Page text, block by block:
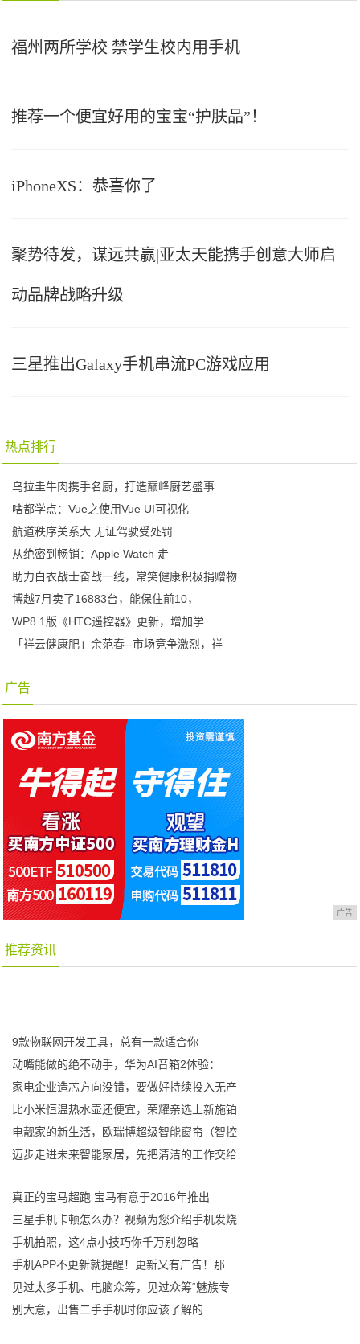
福州两所学校 禁学生校内用手机
推荐一个便宜好用的宝宝“护肤品”！
iPhoneXS：恭喜你了
聚势待发，谋远共赢|亚太天能携手创意大师启
动品牌战略升级
三星推出Galaxy手机串流PC游戏应用
热点排行
乌拉圭牛肉携手名厨，打造巅峰厨艺盛事
啥都学点：Vue之使用Vue UI可视化
航道秩序关系大 无证驾驶受处罚
从绝密到畅销：Apple Watch 走
助力白衣战士奋战一线，常笑健康积极捐赠物
博越7月卖了16883台，能保住前10，
WP8.1版《HTC遥控器》更新，增加学
「祥云健康肥」余范春--市场竞争激烈，祥
广告
广告
推荐资讯
9款物联网开发工具，总有一款适合你
动嘴能做的绝不动手，华为AI音箱2体验：
家电企业造芯方向没错，要做好持续投入无产
比小米恒温热水壶还便宜，荣耀亲选上新施铂
电靓家的新生活，欧瑞博超级智能窗帘（智控
迈步走进未来智能家居，先把清洁的工作交给
真正的宝马超跑 宝马有意于2016年推出
三星手机卡顿怎么办？视频为您介绍手机发烧
手机拍照，这4点小技巧你千万别忽略
手机APP不更新就提醒！更新又有广告！那
见过太多手机、电脑众筹，见过众筹“魅族专
别大意，出售二手手机时你应该了解的